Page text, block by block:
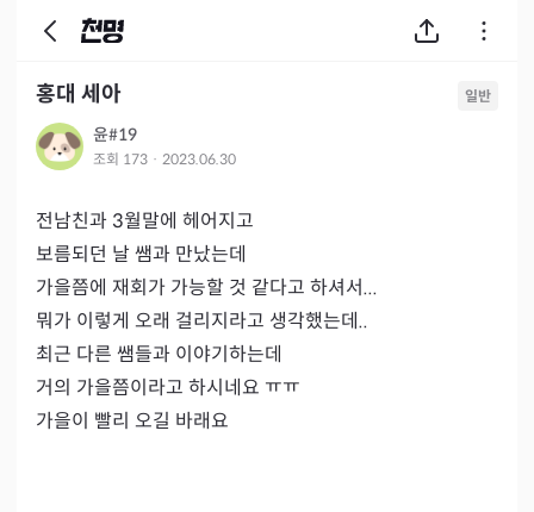
홍대 세아 일반
윤#19
조회 173 · 2023.06.30
전남친과 3월말에 헤어지고
보름되던 날 쌤과 만났는데
가을쯤에 재회가 가능할 것 같다고 하셔서...
뭐가 이렇게 오래 걸리지라고 생각했는데..
최근 다른 쌤들과 이야기하는데
거의 가을쯤이라고 하시네요 ㅠㅠ
가을이 빨리 오길 바래요